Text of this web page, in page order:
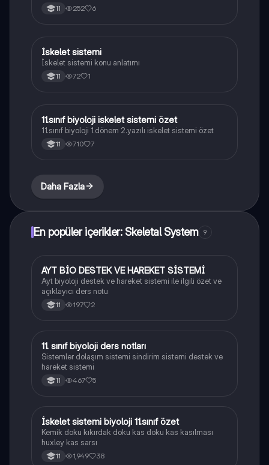
11 252 6
Biyoloji
İskelet sistemi
İskelet sistemi konu anlatımı
11 72 1
Biyoloji
11.sınıf biyoloji iskelet sistemi özet
11.sınıf biyoloji 1.dönem 2.yazılı iskelet sistemi özet
11 710 7
Daha Fazla
En popüler içerikler: Skeletal System 9
Biyoloji
AYT BİO DESTEK VE HAREKET SİSTEMİ
Ayt biyoloji destek ve hareket sistemi ile ilgili özet ve
açıklayıcı ders notu
11 197 2
Biyoloji
11. sınıf biyoloji ders notları
Sistemler dolaşım sistemi sindirim sistemi destek ve
hareket sistemi
11 467 5
Biyoloji
İskelet sistemi biyoloji 11.sınıf özet
Kemik doku kıkırdak doku kas doku kas kasılması
huxley kas sarsı
11 1,949 38